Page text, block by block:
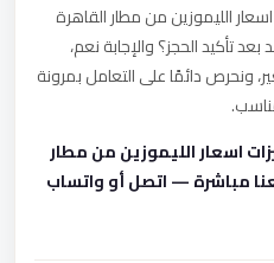
الليموزين من مطار القاهرة
تأكيد الحجز؟ والإجابة نعم،
دائمًا على التعامل بمرونة
اسعار الليموزين من مطار
مباشرة — اتصل أو واتساب